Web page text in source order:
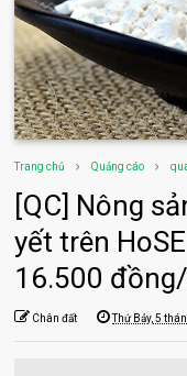
Trang chủ Quảng cáo
[QC] Nông
yết trên
16.500
Chân đất Thứ Bảy, 5